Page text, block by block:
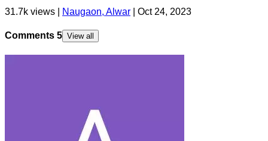
31.7k views | Naugaon, Alwar Oct 24, 2023
Comments 5 View all